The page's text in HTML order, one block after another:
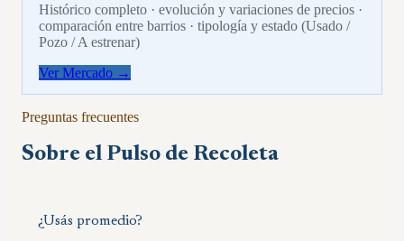
Histórico completo · evolución y variaciones de precios ·
comparación entre barrios · tipología y estado (Usado /
Pozo / A estrenar)
Ver Mercado →
Preguntas frecuentes
Sobre el Pulso de Recoleta
¿Usás promedio?